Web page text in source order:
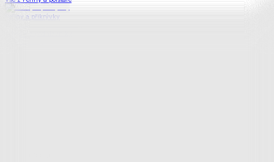
Peřiny a přikrývky